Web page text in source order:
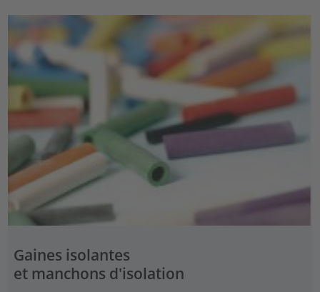
Gaines isolantes
et manchons d'isolation